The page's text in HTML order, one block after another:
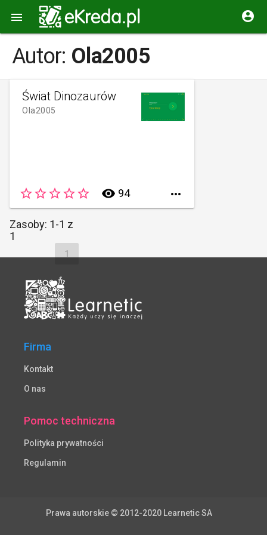


Autor: Ola2005
Świat Dinozaurów
Ola2005
star_borderstar_borderstar_borderstar_borderstar_border remove_red_eye 94 
Zasoby: 1-1 z
1
1
Firma
Kontakt
O nas
Pomoc techniczna
Polityka prywatności
Regulamin
Prawa autorskie © 2012-2020 Learnetic SA